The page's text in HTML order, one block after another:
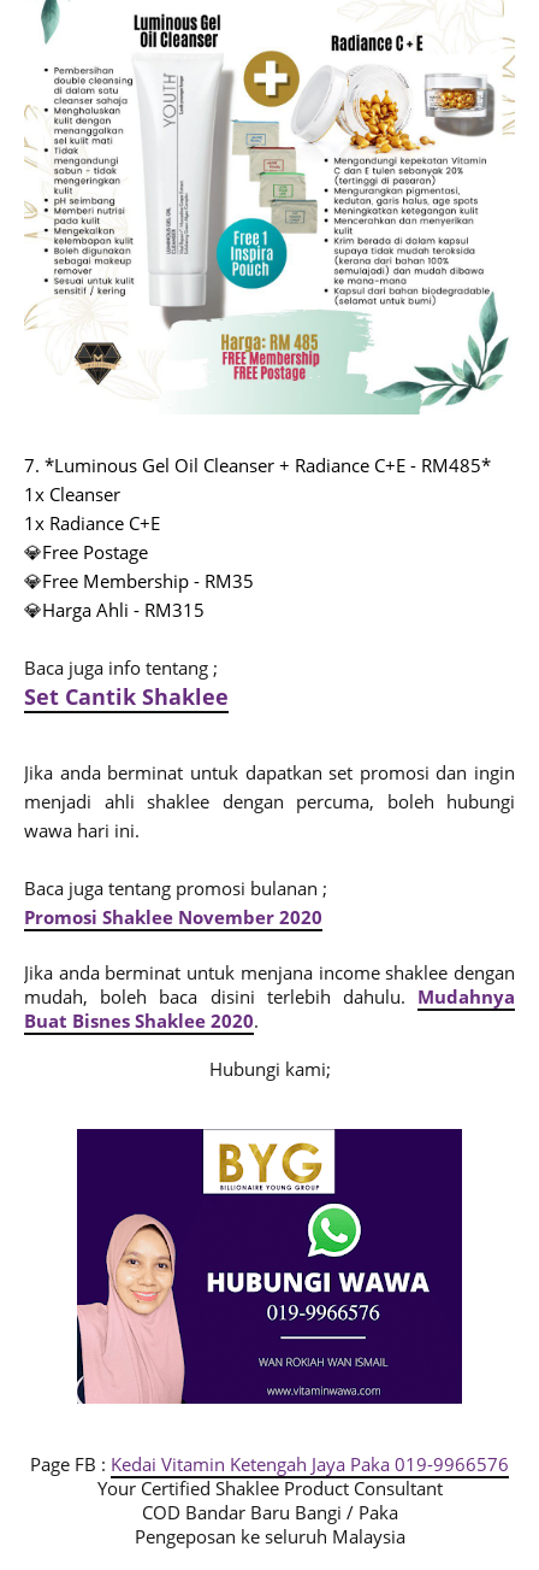
7. *Luminous Gel Oil Cleanser + Radiance C+E - RM485*
1x Cleanser
1x Radiance C+E
💎Free Postage
💎Free Membership - RM35
💎Harga Ahli - RM315
Baca juga info tentang ;
Set Cantik Shaklee
Jika anda berminat untuk dapatkan set promosi dan ingin
menjadi ahli shaklee dengan percuma, boleh hubungi
wawa hari ini.
Baca juga tentang promosi bulanan ;
Promosi Shaklee November 2020
Jika anda berminat untuk menjana income shaklee dengan
mudah, boleh baca disini terlebih dahulu. Mudahnya
Buat Bisnes Shaklee 2020.
Hubungi kami;
Page FB : Kedai Vitamin Ketengah Jaya Paka 019-9966576
Your Certified Shaklee Product Consultant
COD Bandar Baru Bangi / Paka
Pengeposan ke seluruh Malaysia